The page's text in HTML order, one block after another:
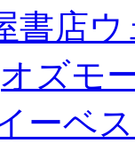
書店
ズモ
ーベ